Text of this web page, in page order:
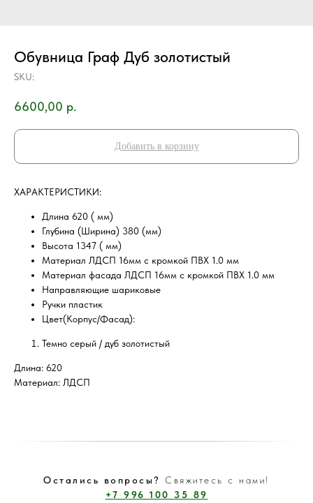
Обувница Граф Дуб золотистый
SKU:
6600,00 р.
Добавить в корзину
ХAРAKТEPИCТИKИ:
Длина 620 ( мм)
Глубина (Ширина) 380 (мм)
Высота 1347 ( мм)
Материал ЛДСП 16мм с кромкой ПВХ 1.0 мм
Материал фасада ЛДСП 16мм с кромкой ПВХ 1.0 мм
Направляющие шариковые
Ручки пластик
Цвет(Корпус/Фасад):
Темно серый / дуб золотистый
Длина: 620
Материал: ЛДСП
Остались вопросы?Свяжитесь с нами!
+7 996 100 35 89